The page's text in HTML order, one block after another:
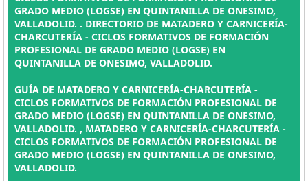
GRADO MEDIO (LOGSE) EN QUINTANILLA DE ONESIMO,
VALLADOLID. . DIRECTORIO DE MATADERO Y CARNICERÍA-
CHARCUTERÍA - CICLOS FORMATIVOS DE FORMACIÓN
PROFESIONAL DE GRADO MEDIO (LOGSE) EN
QUINTANILLA DE ONESIMO, VALLADOLID.
GUÍA DE MATADERO Y CARNICERÍA-CHARCUTERÍA -
CICLOS FORMATIVOS DE FORMACIÓN PROFESIONAL DE
GRADO MEDIO (LOGSE) EN QUINTANILLA DE ONESIMO,
VALLADOLID. , MATADERO Y CARNICERÍA-CHARCUTERÍA -
CICLOS FORMATIVOS DE FORMACIÓN PROFESIONAL DE
GRADO MEDIO (LOGSE) EN QUINTANILLA DE ONESIMO,
VALLADOLID.